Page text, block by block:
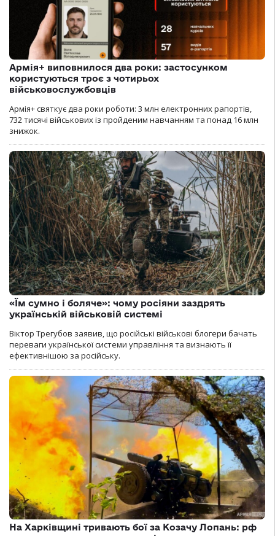
Армія+ виповнилося два роки: застосунком
користуються троє з чотирьох
військовослужбовців
Армія+ святкує два роки роботи: 3 млн електронних рапортів,
732 тисячі військових із пройденим навчанням та понад 16 млн
знижок.
«Їм сумно і боляче»: чому росіяни заздрять
українській військовій системі
Віктор Трегубов заявив, що російські військові блогери бачать
переваги української системи управління та визнають її
ефективнішою за російську.
На Харківщині тривають бої за Козачу Лопань: рф